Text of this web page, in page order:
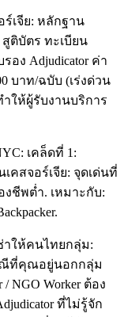
เจีย: หลักฐาน
ติบัตร ทะเบียน
อง Adjudicator ค่า
บาท/ฉบับ (เร่งด่วน
ให้ผู้รับงานบริการ
เคล็ดที่ 1:
เคสจอร์เจีย: จุดเด่นที่
องชีพต่ำ. เหมาะกับ:
าให้คนไทยกลุ่ม:
รณีที่คุณอยู่นอกกลุ่ม
/ NGO Worker ต้อง
ที่ไม่รู้จัก